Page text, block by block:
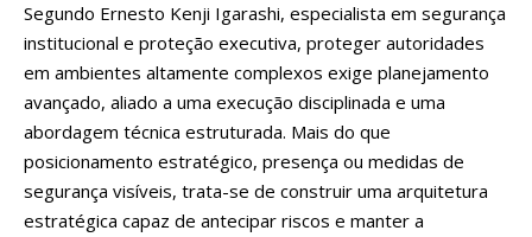
Segundo Ernesto Kenji Igarashi, especialista em segurança
institucional e proteção executiva, proteger autoridades
em ambientes altamente complexos exige planejamento
avançado, aliado a uma execução disciplinada e uma
abordagem técnica estruturada. Mais do que
posicionamento estratégico, presença ou medidas de
segurança visíveis, trata-se de construir uma arquitetura
estratégica capaz de antecipar riscos e manter a